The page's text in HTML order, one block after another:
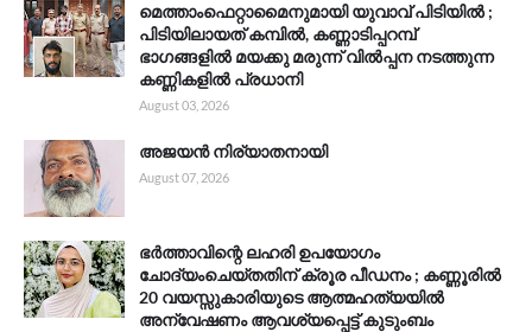
മെത്താംഫെറ്റാമൈനുമായി യുവാവ് പിടിയിൽ ;
പിടിയിലായത് കമ്പിൽ, കണ്ണാടിപ്പറമ്പ്
ഭാഗങ്ങളിൽ മയക്കു മരുന്ന് വിൽപ്പന നടത്തുന്ന
കണ്ണികളിൽ പ്രധാനി
August 03, 2026
അജയൻ നിര്യാതനായി
August 07, 2026
ഭർത്താവിന്റെ ലഹരി ഉപയോഗം
ചോദ്യംചെയ്തതിന് ക്രൂര പീഡനം ; കണ്ണൂരിൽ
20 വയസ്സുകാരിയുടെ ആത്മഹത്യയിൽ
അന്വേഷണം ആവശ്യപ്പെട്ട് കുടുംബം